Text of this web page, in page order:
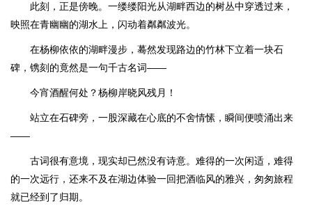
此刻，正是傍晚。一缕缕阳光从湖畔西边的树丛中穿透过来，
映照在青幽幽的湖水上，闪动着粼粼波光。
在杨柳依依的湖畔漫步，蓦然发现路边的竹林下立着一块石
碑，镌刻的竟然是一句千古名词——
今宵酒醒何处？杨柳岸晓风残月！
站立在石碑旁，一股深藏在心底的不舍情愫，瞬间便喷涌出来
——
古词很有意境，现实却已然没有诗意。难得的一次闲适，难得
的一次远行，还来不及在湖边体验一回把酒临风的雅兴，匆匆旅程
就已经到了归期。